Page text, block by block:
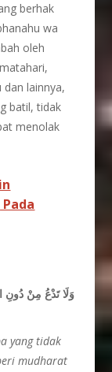
berhak
wa
oleh
lainnya,
batil, tidak
menolak
وَلَا تَدْعُ مِنْ دُونِ
yang tidak
mudharat